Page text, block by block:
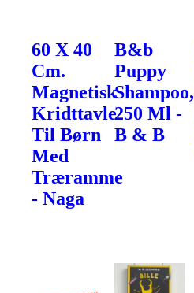
60 X 40
Cm.
Magnetisk
Kridttavle
Til Børn
Med
Træramme
- Naga
B&b
Puppy
Shampoo,
250 Ml -
B & B